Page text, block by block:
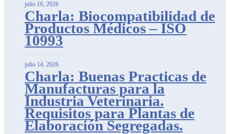
Charla: Biocompatibilidad de
Productos Médicos – ISO
10993
julio 16, 2026
Charla: Buenas Practicas de
Manufacturas para la
Industria Veterinaria.
Requisitos para Plantas de
Elaboración Segregadas.
julio 14, 2026